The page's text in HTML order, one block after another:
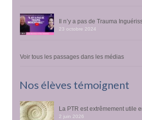
Il n’y a pas de Trauma
23 octobre 2024
Voir tous les passages dans les médias
Nos élèves témoignent
La PTR est extrêmement utile
2 juin 2026